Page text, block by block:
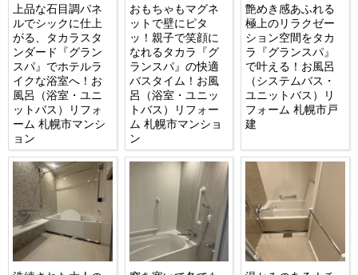
上品な石目調パネ
ルでシックに仕上
がる、タカラスタ
ンダード『グラン
スパ』でホテルラ
イクな浴室へ！お
風呂（浴室・ユニ
ットバス）リフォ
ーム 札幌市マンシ
ョン
おもちゃもマグネ
ットで壁にピタ
ッ！親子で笑顔に
なれるタカラ『グ
ランスパ』の快適
バスタイム！お風
呂（浴室・ユニッ
トバス）リフォー
ム 札幌市マンショ
ン
艶めき感あふれる
極上のリラクゼー
ション空間をタカ
ラ『グランスパ』
で叶える！お風呂
（システムバス・
ユニットバス）リ
フォーム 札幌市戸
建